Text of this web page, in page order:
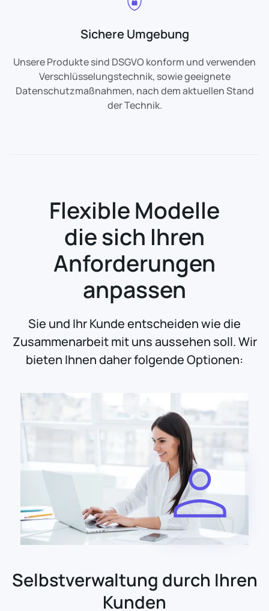
Sichere Umgebung
Unsere Produkte sind DSGVO konform und verwenden
Verschlüsselungstechnik, sowie geeignete
Datenschutzmaßnahmen, nach dem aktuellen Stand
der Technik.
Flexible Modelle
die sich Ihren
Anforderungen
anpassen
Sie und Ihr Kunde entscheiden wie die
Zusammenarbeit mit uns aussehen soll. Wir
bieten Ihnen daher folgende Optionen:
Selbstverwaltung durch Ihren
Kunden